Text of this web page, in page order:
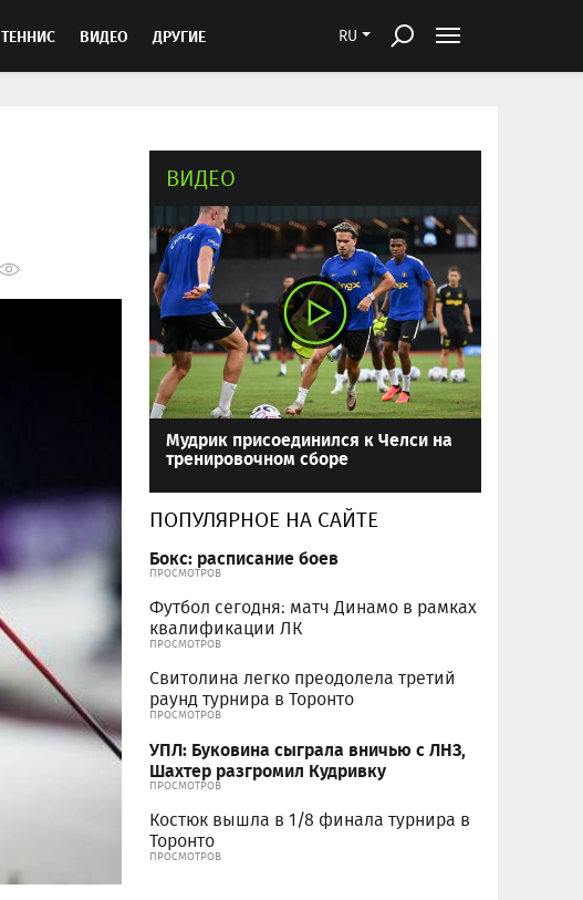
RU
ТЕННИС ВИДЕО ДРУГИЕ
ВИДЕО
Мудрик присоединился к Челси на
тренировочном сборе
ПОПУЛЯРНОЕ НА САЙТЕ
Бокс: расписание боев
ПРОСМОТРОВ
Футбол сегодня: матч Динамо в рамках
квалификации ЛК
ПРОСМОТРОВ
Свитолина легко преодолела третий
раунд турнира в Торонто
ПРОСМОТРОВ
УПЛ: Буковина сыграла вничью с ЛНЗ,
Шахтер разгромил Кудривку
ПРОСМОТРОВ
Костюк вышла в 1/8 финала турнира в
Торонто
ПРОСМОТРОВ